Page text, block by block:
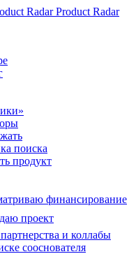
Product Radar
продукт
финансирование
проект
и коллабы
сооснователя